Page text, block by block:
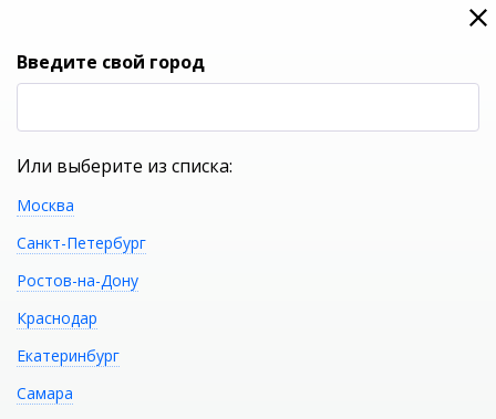
0
Введите свой город
Или выберите из списка:
Москва
Санкт-Петербург
Ростов-на-Дону
Краснодар
Екатеринбург
Самара